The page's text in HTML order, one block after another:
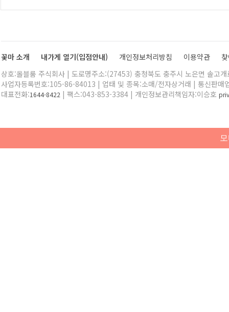
꽃마 소개 내가게 열기(입점안내) 개인정보처리방침 이용약관
상호:올블룸 주식회사 | 도로명주소:(27453) 충청북도 충주시 노은면 솔고
사업자등록번호:105-86-84013 | 업태 및 종목:소매/전자상거래 | 통신판매
대표전화:1644-8422 | 팩스:043-853-3384 | 개인정보관리책임자:이승호